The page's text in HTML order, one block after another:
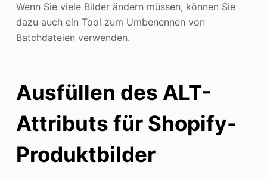
Wenn Sie viele Bilder ändern müssen, können Sie
dazu auch ein Tool zum Umbenennen von
Batchdateien verwenden.
Ausfüllen des ALT-
Attributs für Shopify-
Produktbilder